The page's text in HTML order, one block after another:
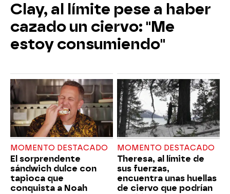
Clay, al límite pese a haber
cazado un ciervo: "Me
estoy consumiendo"
MOMENTO DESTACADO
El sorprendente
sándwich dulce con
tapioca que
conquista a Noah
MOMENTO DESTACADO
Theresa, al límite de
sus fuerzas,
encuentra unas huellas
de ciervo que podrían